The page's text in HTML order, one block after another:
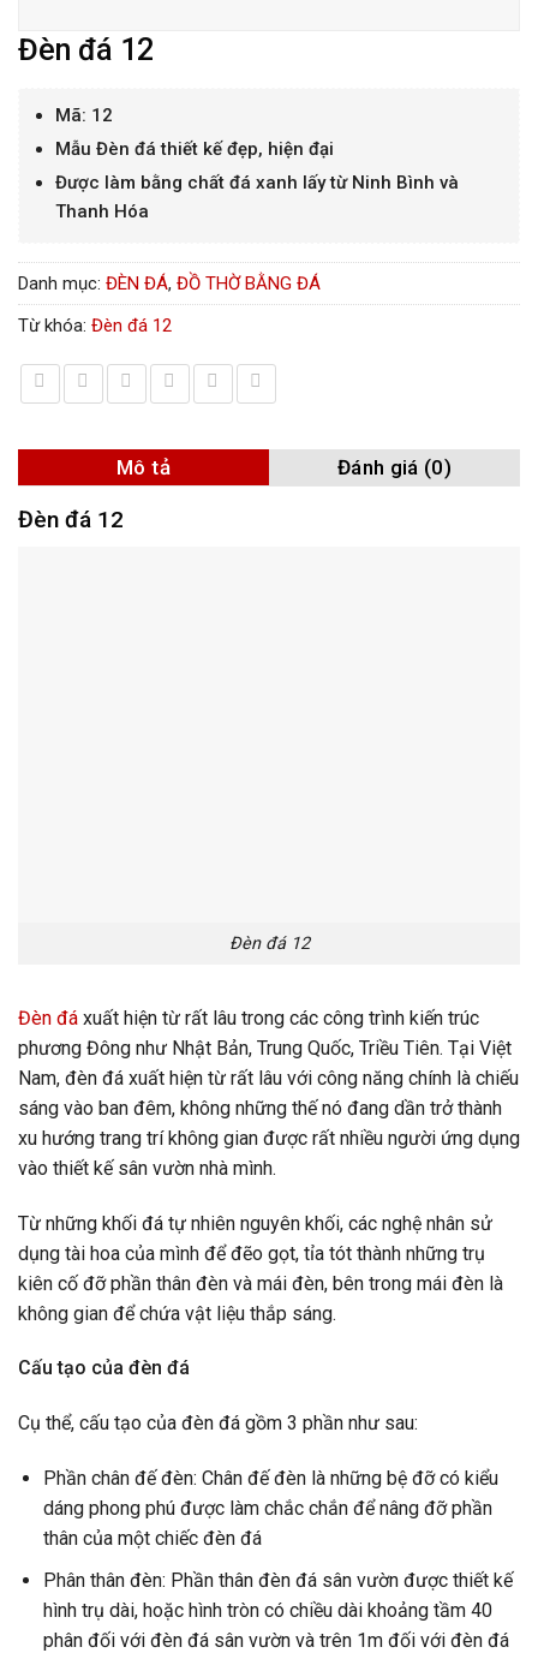
Đèn đá 12
Mã: 12
Mẫu Đèn đá thiết kế đẹp, hiện đại
Được làm bằng chất đá xanh lấy từ Ninh Bình và
Thanh Hóa
Danh mục: ĐÈN ĐÁ, ĐỒ THỜ BẰNG ĐÁ
Từ khóa: Đèn đá 12
Mô tả Đánh giá (0)
Đèn đá 12
Đèn đá 12
Đèn đá xuất hiện từ rất lâu trong các công trình kiến trúc
phương Đông như Nhật Bản, Trung Quốc, Triều Tiên. Tại Việt
Nam, đèn đá xuất hiện từ rất lâu với công năng chính là chiếu
sáng vào ban đêm, không những thế nó đang dần trở thành
xu hướng trang trí không gian được rất nhiều người ứng dụng
vào thiết kế sân vườn nhà mình.
Từ những khối đá tự nhiên nguyên khối, các nghệ nhân sử
dụng tài hoa của mình để đẽo gọt, tỉa tót thành những trụ
kiên cố đỡ phần thân đèn và mái đèn, bên trong mái đèn là
không gian để chứa vật liệu thắp sáng.
Cấu tạo của đèn đá
Cụ thể, cấu tạo của đèn đá gồm 3 phần như sau:
Phần chân đế đèn: Chân đế đèn là những bệ đỡ có kiểu
dáng phong phú được làm chắc chắn để nâng đỡ phần
thân của một chiếc đèn đá
Phân thân đèn: Phần thân đèn đá sân vườn được thiết kế
hình trụ dài, hoặc hình tròn có chiều dài khoảng tầm 40
phân đối với đèn đá sân vườn và trên 1m đối với đèn đá